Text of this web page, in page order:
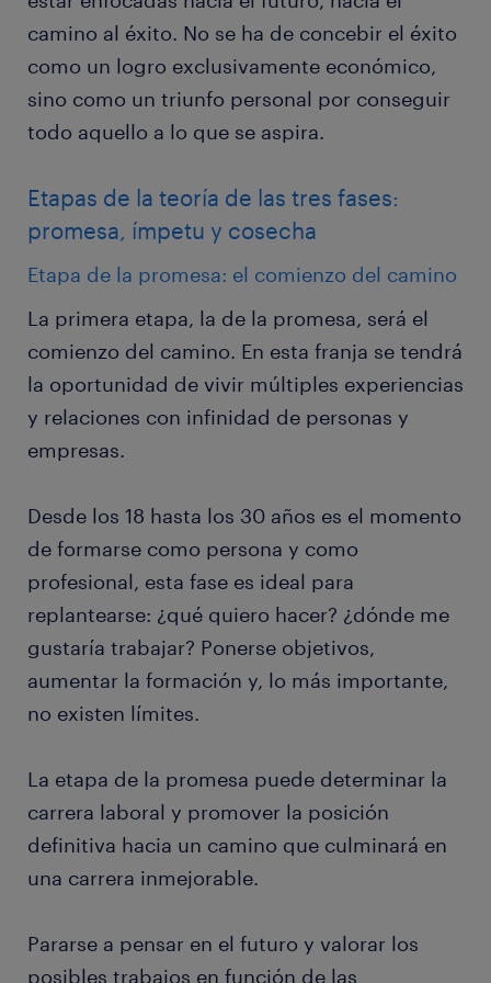
camino al éxito. No se ha de concebir el éxito
como un logro exclusivamente económico,
sino como un triunfo personal por conseguir
todo aquello a lo que se aspira.
Etapas de la teoría de las tres fases:
promesa, ímpetu y cosecha
Etapa de la promesa: el comienzo del camino
La primera etapa, la de la promesa, será el
comienzo del camino. En esta franja se tendrá
la oportunidad de vivir múltiples experiencias
y relaciones con infinidad de personas y
empresas.
Desde los 18 hasta los 30 años es el momento
de formarse como persona y como
profesional, esta fase es ideal para
replantearse: ¿qué quiero hacer? ¿dónde me
gustaría trabajar? Ponerse objetivos,
aumentar la formación y, lo más importante,
no existen límites.
La etapa de la promesa puede determinar la
carrera laboral y promover la posición
definitiva hacia un camino que culminará en
una carrera inmejorable.
Pararse a pensar en el futuro y valorar los
posibles trabajos en función de las